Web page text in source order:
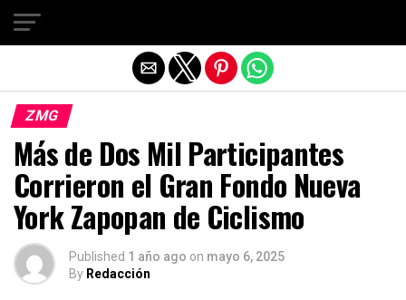
ZMG
Más de Dos Mil Participantes
Corrieron el Gran Fondo Nueva
York Zapopan de Ciclismo
Published 1 año ago on mayo 6, 2025
By Redacción